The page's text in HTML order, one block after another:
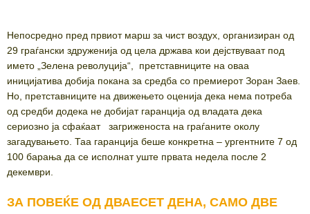
Непосредно пред првиот марш за чист воздух, организиран од
29 граѓански здруженија од цела држава кои дејствуваат под
името „Зелена револуција“, претставниците на оваа
иницијатива добија покана за средба со премиерот Зоран Заев.
Но, претставниците на движењето оценија дека нема потреба
од средби додека не добијат гаранција од владата дека
сериозно ја сфаќаат загриженоста на граѓаните околу
загадувањето. Таа гаранција беше конкретна – ургентните 7 од
100 барања да се исполнат уште првата недела после 2
декември.
ЗА ПОВЕЌЕ ОД ДВАЕСЕТ ДЕНА, САМО ДВЕ